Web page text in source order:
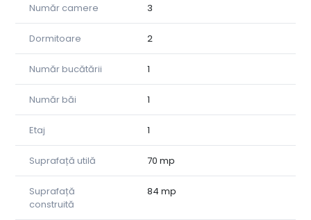
Număr camere 3
Dormitoare 2
Număr bucătării 1
Număr băi 1
Etaj 1
Suprafață utilă 70 mp
Suprafață
construită
84 mp